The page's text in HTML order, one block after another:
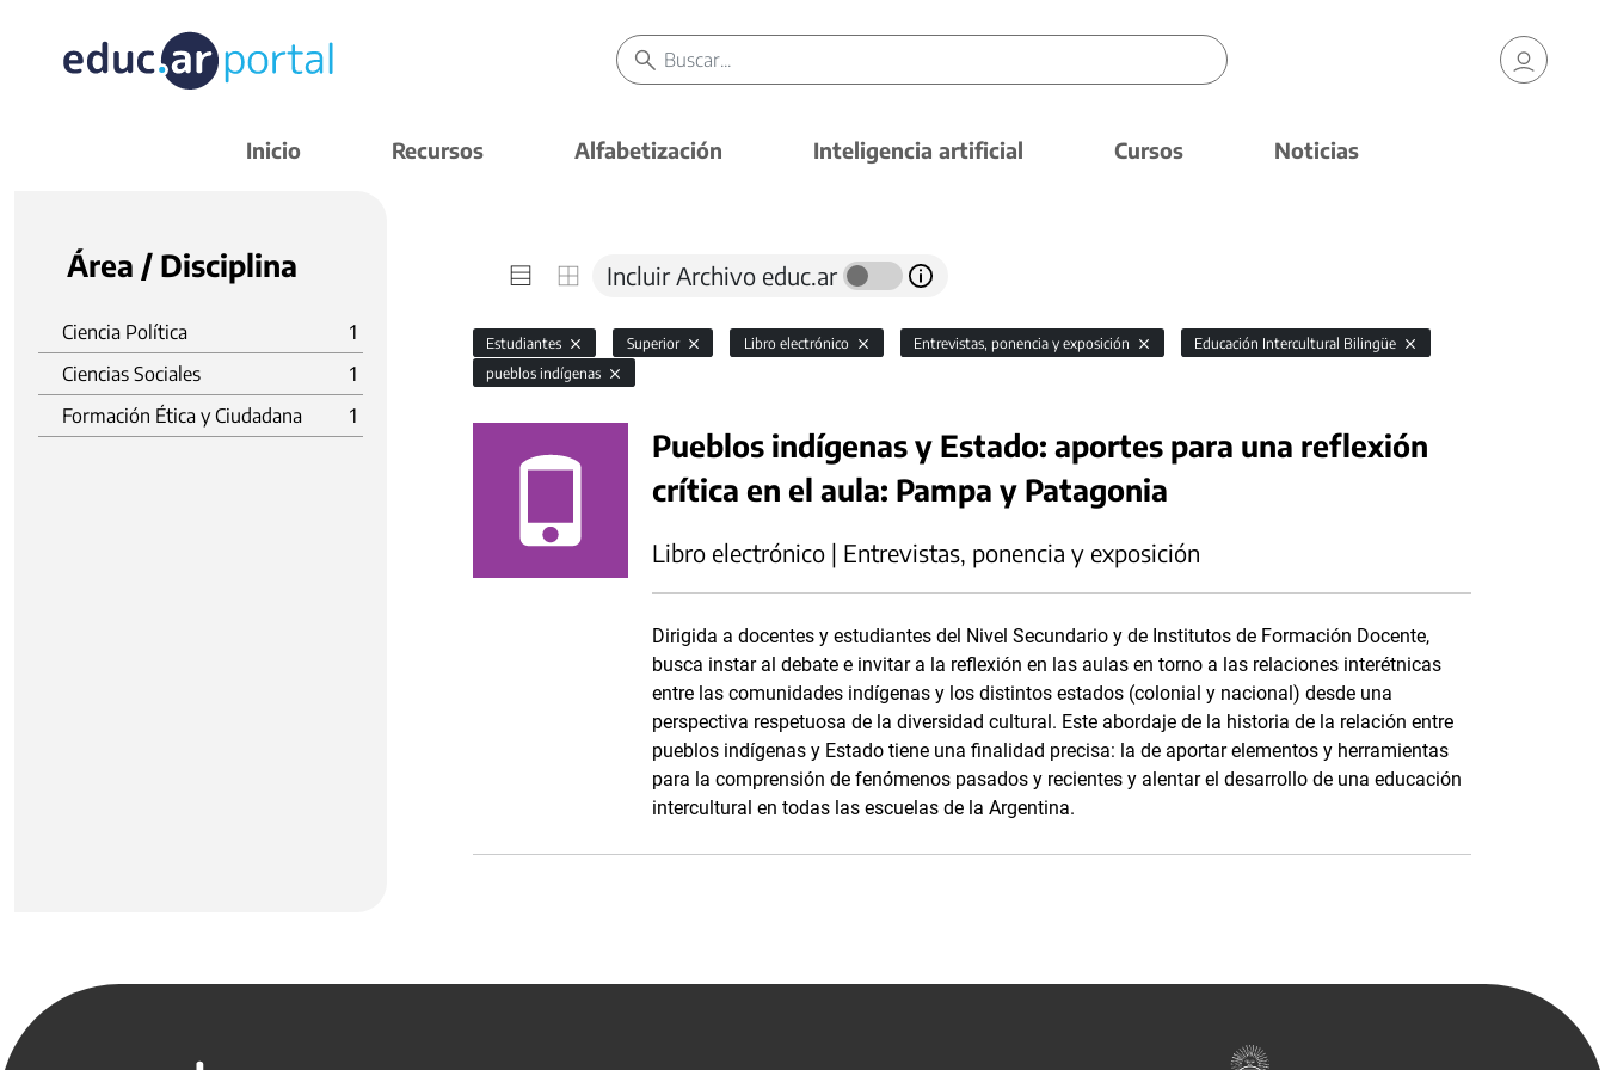
Inicio Recursos Alfabetización Inteligencia artificial Cursos Noticias
Área / Disciplina
Ciencia Política
1
Ciencias Sociales
1
Formación Ética y Ciudadana
1
Incluir Archivo educ.ar
Estudiantes Superior Libro electrónico Entrevistas, ponencia y exposición
Educación Intercultural Bilingüe
pueblos indígenas
Pueblos indígenas y Estado: aportes para una reflexión
crítica en el aula: Pampa y Patagonia
Libro electrónico | Entrevistas, ponencia y exposición
Dirigida a docentes y estudiantes del Nivel Secundario y de Institutos de Formación Docente,
busca instar al debate e invitar a la reflexión en las aulas en torno a las relaciones interétnicas
entre las comunidades indígenas y los distintos estados (colonial y nacional) desde una
perspectiva respetuosa de la diversidad cultural. Este abordaje de la historia de la relación entre
pueblos indígenas y Estado tiene una finalidad precisa: la de aportar elementos y herramientas
para la comprensión de fenómenos pasados y recientes y alentar el desarrollo de una educación
intercultural en todas las escuelas de la Argentina.